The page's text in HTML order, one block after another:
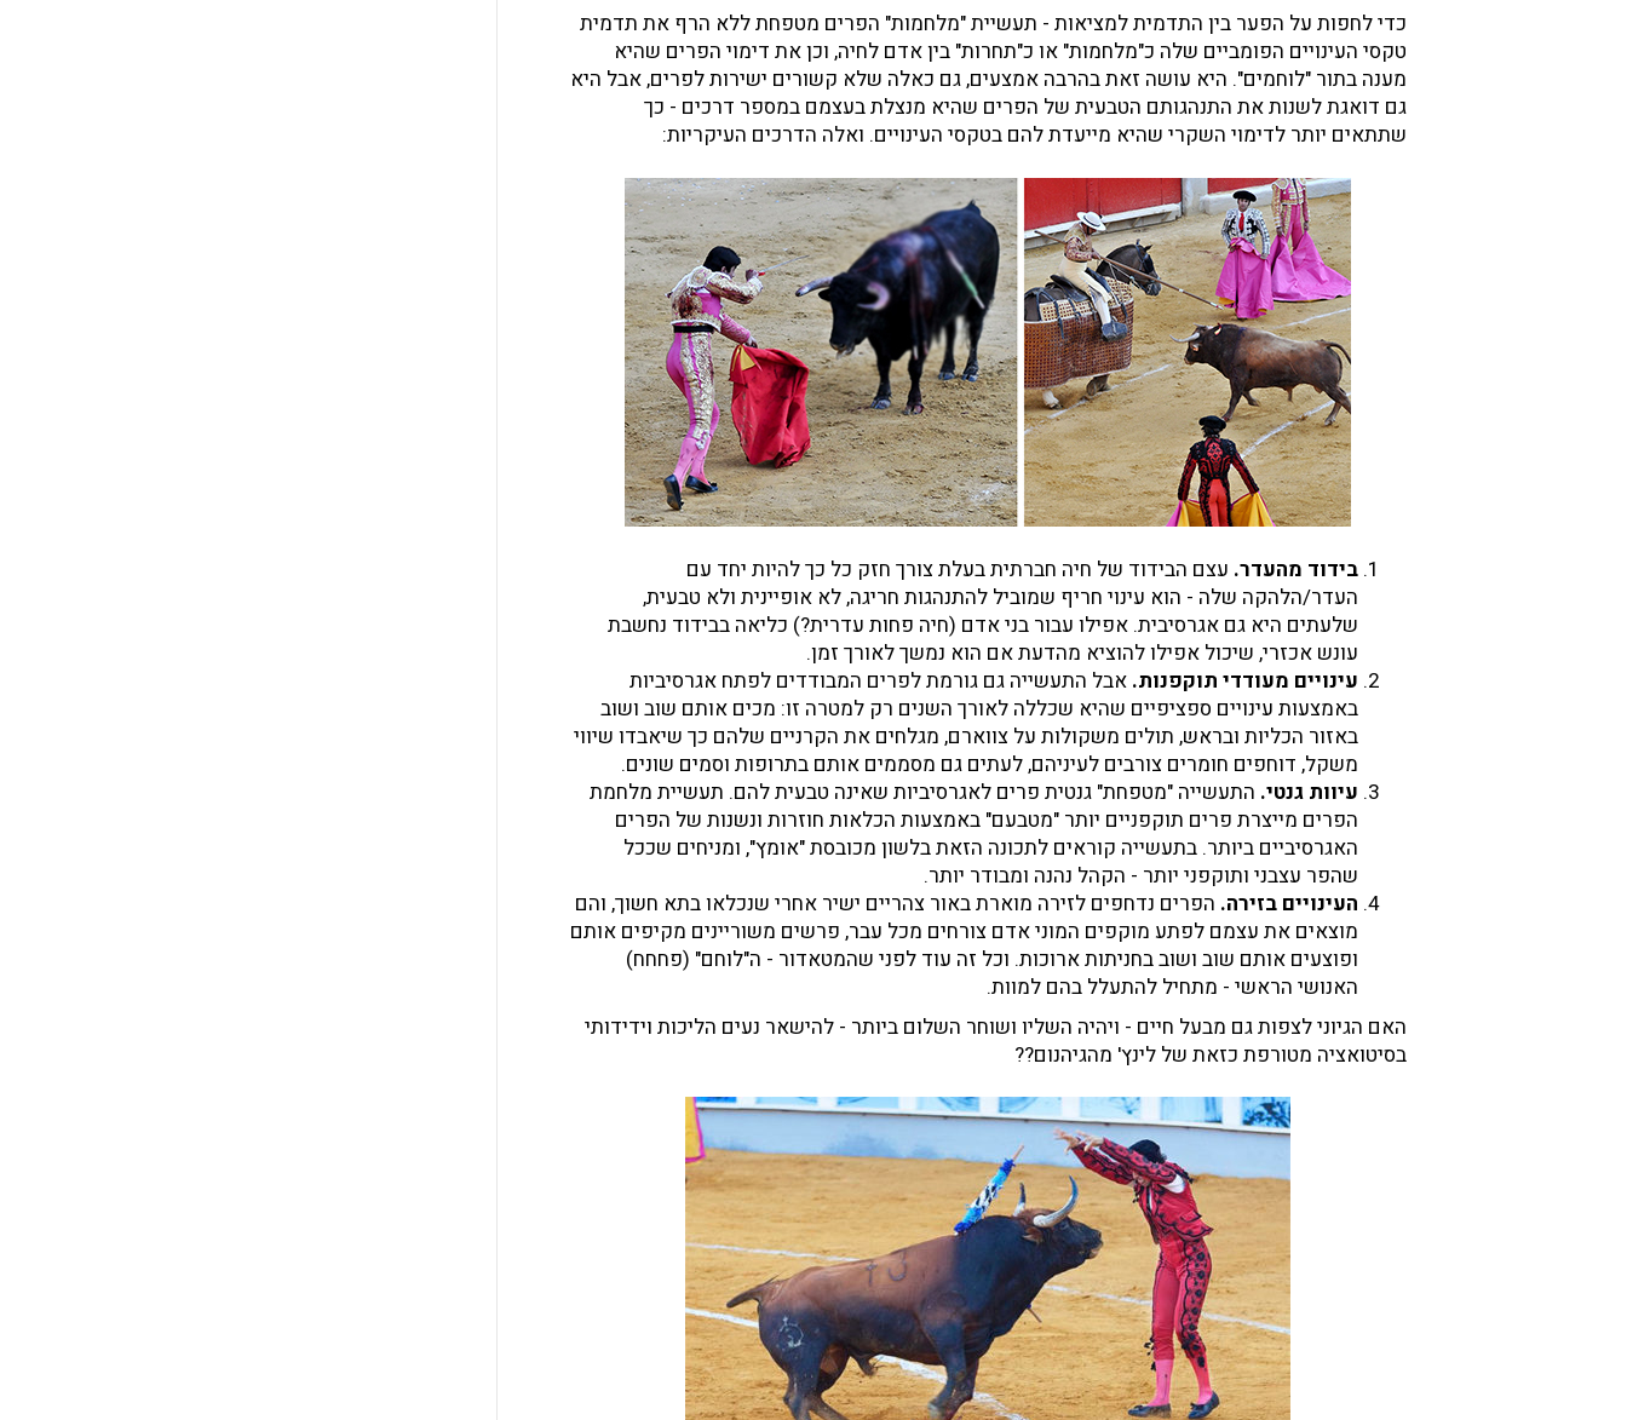
כדי לחפות על הפער בין התדמית למציאות - תעשיית "מלחמות" הפרים מטפחת ללא הרף את תדמית
טקסי העינויים הפומביים שלה כ"מלחמות" או כ"תחרות" בין אדם לחיה, וכן את דימוי הפרים שהיא
מענה בתור "לוחמים". היא עושה זאת בהרבה אמצעים, גם כאלה שלא קשורים ישירות לפרים, אבל היא
גם דואגת לשנות את התנהגותם הטבעית של הפרים שהיא מנצלת בעצמם במספר דרכים - כך
שתתאים יותר לדימוי השקרי שהיא מייעדת להם בטקסי העינויים. ואלה הדרכים העיקריות:
בידוד מהעדר. עצם הבידוד של חיה חברתית בעלת צורך חזק כל כך להיות יחד עם
העדר/הלהקה שלה - הוא עינוי חריף שמוביל להתנהגות חריגה, לא אופיינית ולא טבעית,
שלעתים היא גם אגרסיבית. אפילו עבור בני אדם (חיה פחות עדרית?) כליאה בבידוד נחשבת
עונש אכזרי, שיכול אפילו להוציא מהדעת אם הוא נמשך לאורך זמן.
עינויים מעודדי תוקפנות. אבל התעשייה גם גורמת לפרים המבודדים לפתח אגרסיביות
באמצעות עינויים ספציפיים שהיא שכללה לאורך השנים רק למטרה זו: מכים אותם שוב ושוב
באזור הכליות ובראש, תולים משקולות על צווארם, מגלחים את הקרניים שלהם כך שיאבדו שיווי
משקל, דוחפים חומרים צורבים לעיניהם, לעתים גם מסממים אותם בתרופות וסמים שונים.
עיוות גנטי. התעשייה "מטפחת" גנטית פרים לאגרסיביות שאינה טבעית להם. תעשיית מלחמת
הפרים מייצרת פרים תוקפניים יותר "מטבעם" באמצעות הכלאות חוזרות ונשנות של הפרים
האגרסיביים ביותר. בתעשייה קוראים לתכונה הזאת בלשון מכובסת "אומץ", ומניחים שככל
שהפר עצבני ותוקפני יותר - הקהל נהנה ומבודר יותר.
העינויים בזירה. הפרים נדחפים לזירה מוארת באור צהריים ישיר אחרי שנכלאו בתא חשוך, והם
מוצאים את עצמם לפתע מוקפים המוני אדם צורחים מכל עבר, פרשים משוריינים מקיפים אותם
ופוצעים אותם שוב ושוב בחניתות ארוכות. וכל זה עוד לפני שהמטאדור - ה"לוחם" (פחחח)
האנושי הראשי - מתחיל להתעלל בהם למוות.
האם הגיוני לצפות גם מבעל חיים - ויהיה השליו ושוחר השלום ביותר - להישאר נעים הליכות וידידותי
בסיטואציה מטורפת כזאת של לינץ' מהגיהנום??